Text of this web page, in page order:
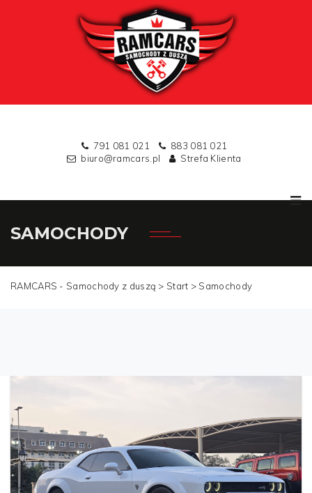
791 081 021
883 081 021
biuro@ramcars.pl
Strefa Klienta
SAMOCHODY
RAMCARS - Samochody z duszą > Start > Samochody